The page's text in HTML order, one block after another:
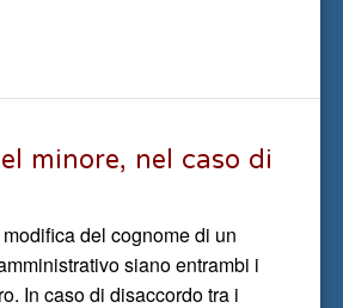
minore, nel caso di
del cognome di un
siano entrambi i
In caso di disaccordo tra i